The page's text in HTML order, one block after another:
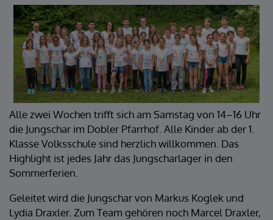
Alle zwei Wochen trifft sich am Samstag von 14–16 Uhr
die Jungschar im Dobler Pfarrhof. Alle Kinder ab der 1.
Klasse Volksschule sind herzlich willkommen. Das
Highlight ist jedes Jahr das Jungscharlager in den
Sommerferien.
Geleitet wird die Jungschar von Markus Koglek und
Lydia Draxler. Zum Team gehören noch Marcel Draxler,